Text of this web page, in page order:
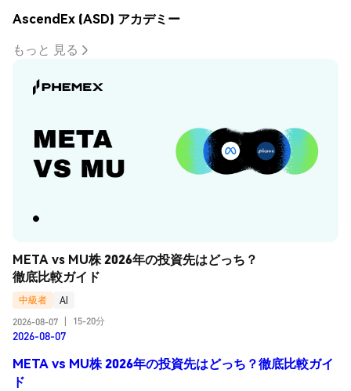
AscendEx (ASD) アカデミー
もっと 見る
META vs MU株 2026年の投資先はどっち？
徹底比較ガイド
中級者
AI
2026-08-07
15-20分
2026-08-07
META vs MU株 2026年の投資先はどっち？徹底比較ガイ
ド